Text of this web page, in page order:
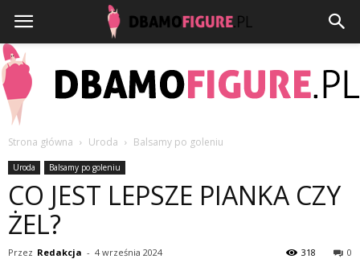
Strona główna Uroda Balsamy po goleniu
Uroda Balsamy po goleniu
CO JEST LEPSZE PIANKA CZY
ŻEL?
Przez Redakcja - 4 września 2024 0
318